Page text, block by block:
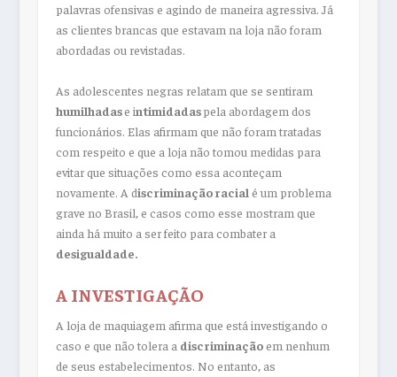
palavras ofensivas e agindo de maneira agressiva. Já
as clientes brancas que estavam na loja não foram
abordadas ou revistadas.
As adolescentes negras relatam que se sentiram
humilhadase intimidadaspela abordagem dos
funcionários. Elas afirmam que não foram tratadas
com respeito e que a loja não tomou medidas para
evitar que situações como essa aconteçam
novamente. A discriminação racial é um problema
grave no Brasil, e casos como esse mostram que
ainda há muito a ser feito para combater a
desigualdade.
A INVESTIGAÇÃO
A loja de maquiagem afirma que está investigando o
caso e que não tolera a discriminaçãoem nenhum
de seus estabelecimentos. No entanto, as